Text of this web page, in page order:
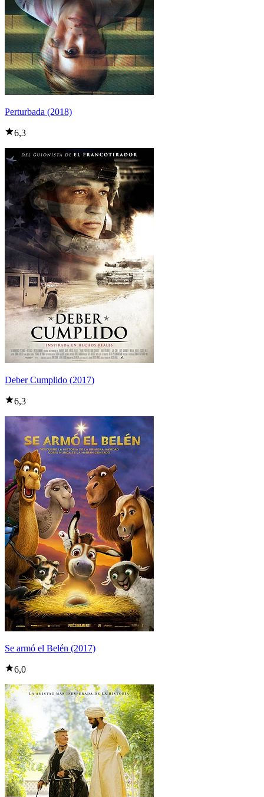
Perturbada (2018)
6,3
Deber Cumplido (2017)
6,3
Se armó el Belén (2017)
6,0